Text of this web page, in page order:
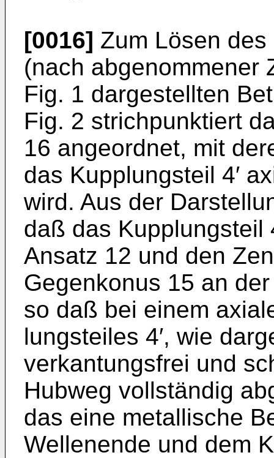
[0016] Zum Lösen des
(nach abgenommener
Fig. 1 dargestellten
Fig. 2 strichpunktiert
16 angeordnet, mit
das Kupplungsteil 4′
wird. Aus der
daß das Kupplungsteil
Ansatz 12 und den
Gegenkonus 15 an
so daß bei einem
lungsteiles 4′, wie
verkantungsfrei und
Hubweg vollständig
das eine metallische
Wellenende und dem